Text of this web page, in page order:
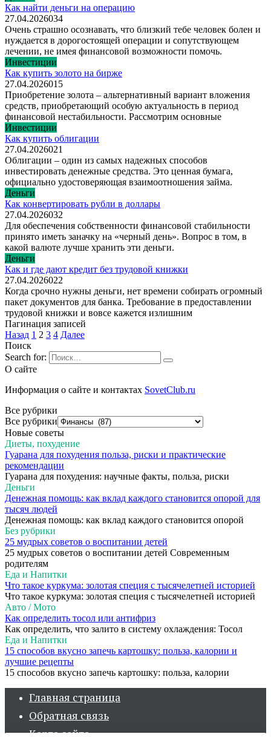
Как найти деньги на операцию
27.04.2026034
Очень страшно осознавать, что близкий тебе человек болен и
нуждается в дорогостоящей операции и сопутствующем
лечении, не имея финансовой возможности помочь.
Инвестиции
Как купить золото на бирже
27.04.2026015
Приобретение золота – альтернативный вариант вложения
средств, приобретающий особую актуальность в период
финансовой нестабильности. Рассмотрим основные
Инвестиции
Как купить облигации
27.04.2026021
Облигации – один из самых надежных способов
инвестировать денежные средства. Это ценная бумага,
официально удостоверяющая взаимоотношения займа.
Деньги
Как конвертировать рубли в доллары
27.04.2026032
Для обеспечения собственности финансовой стабильности
принято иметь заначку на «черный день». Вопрос в том, в
какой валюте лучше хранить эти деньги.
Деньги
Как и где дают кредит без трудовой книжки
27.04.2026022
Когда срочно нужны деньги, нет времени собирать огромный
пакет документов для банка. Требование в предоставлении
трудовой книжки и вовсе кажется излишним
Пагинация записей
Назад 1 2 3 4 Далее
Поиск
Search for:
О сайте
Информация о сайте и контактах SovetClub.ru
Все рубрики
Все рубрики
Новые советы
Диеты, похудение
Гуарана для похудения польза, риски и практические
рекомендации
Гуарана для похудения: научные факты, польза, риски
Деньги
Денежная помощь: как вклад каждого становится опорой для
тысяч людей
Денежная помощь: как вклад каждого становится опорой
Без рубрики
25 мудрых советов о воспитании детей
25 мудрых советов о воспитании детей Современным
родителям
Еда и Напитки
Что такое куркума: золотая специя с тысячелетней историей
Что такое куркума: золотая специя с тысячелетней историей
Авто / Мото
Как определить тосол или антифриз
Как определить, что залито в систему охлаждения: Тосол
Еда и Напитки
15 способов вкусно запечь картошку: польза, калории и
лучшие рецепты
15 способов вкусно запечь картошку: польза, калории
Главная страница
Обратная связь
Карта сайта